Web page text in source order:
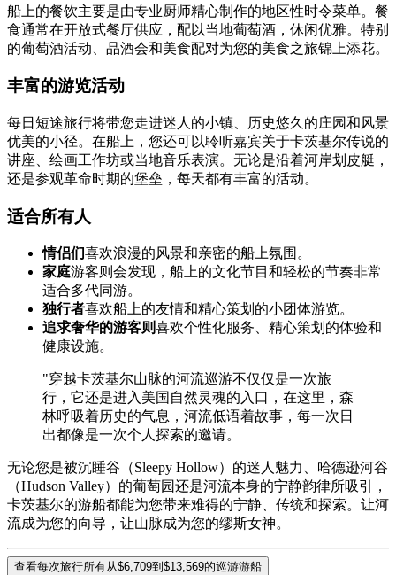
船上的餐饮主要是由专业厨师精心制作的地区性时令菜单。餐
食通常在开放式餐厅供应，配以当地葡萄酒，休闲优雅。特别
的葡萄酒活动、品酒会和美食配对为您的美食之旅锦上添花。
丰富的游览活动
每日短途旅行将带您走进迷人的小镇、历史悠久的庄园和风景
优美的小径。在船上，您还可以聆听嘉宾关于卡茨基尔传说的
讲座、绘画工作坊或当地音乐表演。无论是沿着河岸划皮艇，
还是参观革命时期的堡垒，每天都有丰富的活动。
适合所有人
情侣们喜欢浪漫的风景和亲密的船上氛围。
家庭游客则会发现，船上的文化节目和轻松的节奏非常
适合多代同游。
独行者喜欢船上的友情和精心策划的小团体游览。
追求奢华的游客则喜欢个性化服务、精心策划的体验和
健康设施。
"穿越卡茨基尔山脉的河流巡游不仅仅是一次旅
行，它还是进入美国自然灵魂的入口，在这里，森
林呼吸着历史的气息，河流低语着故事，每一次日
出都像是一次个人探索的邀请。
无论您是被沉睡谷（Sleepy Hollow）的迷人魅力、哈德逊河谷
（Hudson Valley）的葡萄园还是河流本身的宁静韵律所吸引，
卡茨基尔的游船都能为您带来难得的宁静、传统和探索。让河
流成为您的向导，让山脉成为您的缪斯女神。
查看每次旅行所有从$6,709到$13,569的巡游游船